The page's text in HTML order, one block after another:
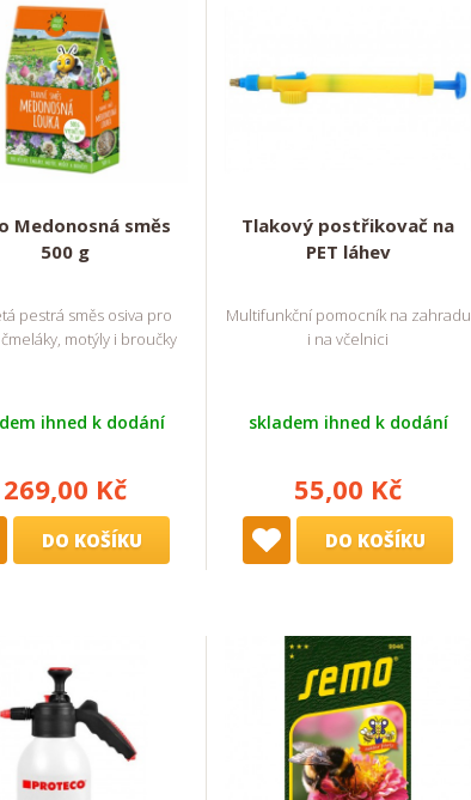
Medonosná směs
500 g
pestrá směs osiva pro
motýly i broučky
ihned k dodání
269,00 Kč
DO KOŠÍKU
Tlakový postřikovač na
PET láhev
Multifunkční pomocník na zahradu
i na včelnici
skladem ihned k dodání
55,00 Kč
DO KOŠÍKU